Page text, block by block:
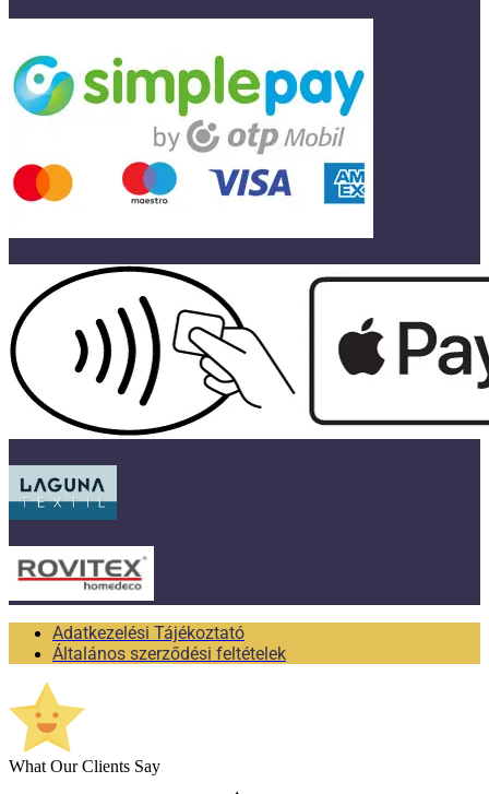
Adatkezelési Tájékoztató
Általános szerződési feltételek
What Our Clients Say